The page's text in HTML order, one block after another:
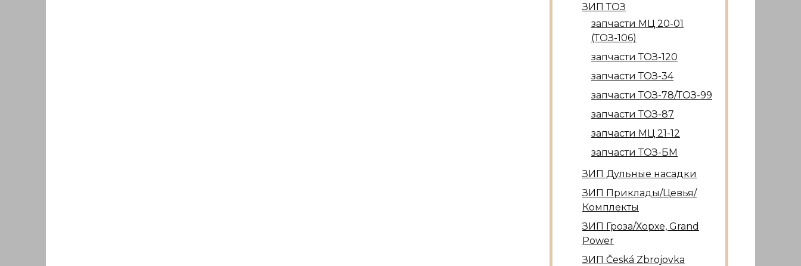
ЗИП ТОЗ
запчасти МЦ 20-01
(ТОЗ-106)
запчасти ТОЗ-120
запчасти ТОЗ-34
запчасти ТОЗ-78/ТОЗ-99
запчасти ТОЗ-87
запчасти МЦ 21-12
запчасти ТОЗ-БМ
ЗИП Дульные насадки
ЗИП Приклады/Цевья/
Комплекты
ЗИП Гроза/Хорхе, Grand
Power
ЗИП Česká Zbrojovka